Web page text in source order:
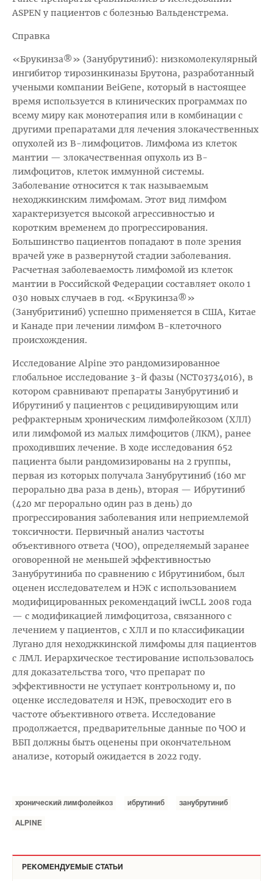
ASPEN у пациентов с болезнью Вальденстрема.
Справка
«Брукинза®» (Занубрутиниб): низкомолекулярный
ингибитор тирозинкиназы Брутона, разработанный
учеными компании BeiGene, который в настоящее
время используется в клинических программах по
всему миру как монотерапия или в комбинации с
другими препаратами для лечения злокачественных
опухолей из В-лимфоцитов. Лимфома из клеток
мантии — злокачественная опухоль из В-
лимфоцитов, клеток иммунной системы.
Заболевание относится к так называемым
неходжкинским лимфомам. Этот вид лимфом
характеризуется высокой агрессивностью и
коротким временем до прогрессирования.
Большинство пациентов попадают в поле зрения
врачей уже в развернутой стадии заболевания.
Расчетная заболеваемость лимфомой из клеток
мантии в Российской Федерации составляет около 1
030 новых случаев в год. «Брукинза®»
(Занубритиниб) успешно применяется в США, Китае
и Канаде при лечении лимфом В-клеточного
происхождения.
Исследование Alpine это рандомизированное
глобальное исследование 3-й фазы (NCT03734016), в
котором сравнивают препараты Занубрутиниб и
Ибрутиниб у пациентов с рецидивирующим или
рефрактерным хроническим лимфолейкозом (ХЛЛ)
или лимфомой из малых лимфоцитов (ЛКМ), ранее
проходивших лечение. В ходе исследования 652
пациента были рандомизированы на 2 группы,
первая из которых получала Занубрутиниб (160 мг
перорально два раза в день), вторая — Ибрутиниб
(420 мг перорально один раз в день) до
прогрессирования заболевания или неприемлемой
токсичности. Первичный анализ частоты
объективного ответа (ЧОО), определяемый заранее
оговоренной не меньшей эффективностью
Занубрутиниба по сравнению с Ибрутинибом, был
оценен исследователем и НЭК с использованием
модифицированных рекомендаций iwCLL 2008 года
— с модификацией лимфоцитоза, связанного с
лечением у пациентов, с ХЛЛ и по классификации
Лугано для неходжкинской лимфомы для пациентов
с ЛМЛ. Иерархическое тестирование использовалось
для доказательства того, что препарат по
эффективности не уступает контрольному и, по
оценке исследователя и НЭК, превосходит его в
частоте объективного ответа. Исследование
продолжается, предварительные данные по ЧОО и
ВБП должны быть оценены при окончательном
анализе, который ожидается в 2022 году.
хронический лимфолейкоз ибрутиниб занубрутиниб
ALPINE
РЕКОМЕНДУЕМЫЕ СТАТЬИ